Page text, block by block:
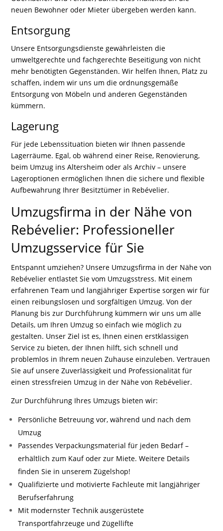
neuen Bewohner oder Mieter übergeben werden kann.
Entsorgung
Unsere Entsorgungsdienste gewährleisten die
umweltgerechte und fachgerechte Beseitigung von nicht
mehr benötigten Gegenständen. Wir helfen Ihnen, Platz zu
schaffen, indem wir uns um die ordnungsgemäße
Entsorgung von Möbeln und anderen Gegenständen
kümmern.
Lagerung
Für jede Lebenssituation bieten wir Ihnen passende
Lagerräume. Egal, ob während einer Reise, Renovierung,
beim Umzug ins Altersheim oder als Archiv – unsere
Lageroptionen ermöglichen Ihnen die sichere und flexible
Aufbewahrung Ihrer Besitztümer in Rebévelier.
Umzugsfirma in der Nähe von
Rebévelier: Professioneller
Umzugsservice für Sie
Entspannt umziehen? Unsere Umzugsfirma in der Nähe von
Rebévelier entlastet Sie vom Umzugsstress. Mit einem
erfahrenen Team und langjähriger Expertise sorgen wir für
einen reibungslosen und sorgfältigen Umzug. Von der
Planung bis zur Durchführung kümmern wir uns um alle
Details, um Ihren Umzug so einfach wie möglich zu
gestalten. Unser Ziel ist es, Ihnen einen erstklassigen
Service zu bieten, der Ihnen hilft, sich schnell und
problemlos in Ihrem neuen Zuhause einzuleben. Vertrauen
Sie auf unsere Zuverlässigkeit und Professionalität für
einen stressfreien Umzug in der Nähe von Rebévelier.
Zur Durchführung Ihres Umzugs bieten wir:
Persönliche Betreuung vor, während und nach dem
Umzug
Passendes Verpackungsmaterial für jeden Bedarf –
erhältlich zum Kauf oder zur Miete. Weitere Details
finden Sie in unserem Zügelshop!
Qualifizierte und motivierte Fachleute mit langjähriger
Berufserfahrung
Mit modernster Technik ausgerüstete
Transportfahrzeuge und Zügellifte